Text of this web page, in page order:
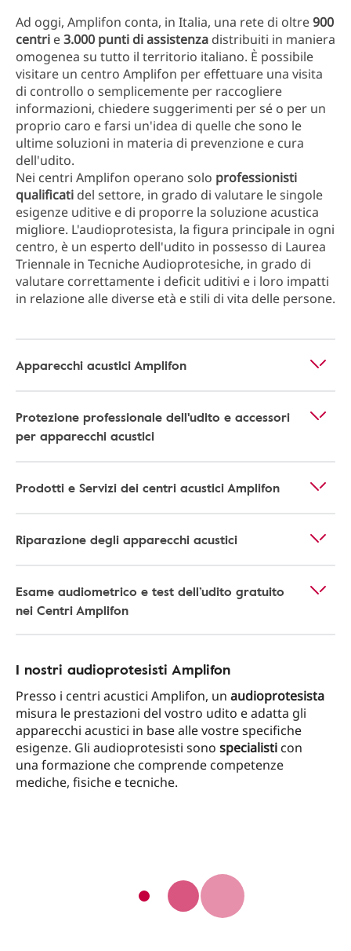
Ad oggi, Amplifon conta, in Italia, una rete di oltre900
centri e3.000 punti di assistenza distribuiti in maniera
omogenea su tutto il territorio italiano. È possibile
visitare un centro Amplifon per effettuare una visita
di controllo o semplicemente per raccogliere
informazioni, chiedere suggerimenti per sé o per un
proprio caro e farsi un'idea di quelle che sono le
ultime soluzioni in materia di prevenzione e cura
dell'udito.
Nei centri Amplifon operano solo professionisti
qualificati del settore, in grado di valutare le singole
esigenze uditive e di proporre la soluzione acustica
migliore. L'audioprotesista, la figura principale in ogni
centro, è un esperto dell'udito in possesso di Laurea
Triennale in Tecniche Audioprotesiche, in grado di
valutare correttamente i deficit uditivi e i loro impatti
in relazione alle diverse età e stili di vita delle persone.
Apparecchi acustici Amplifon
Protezione professionale dell'udito e accessori
per apparecchi acustici
Prodotti e Servizi dei centri acustici Amplifon
Riparazione degli apparecchi acustici
Esame audiometrico e test dell’udito gratuito
nei Centri Amplifon
I nostri audioprotesisti Amplifon
Presso i centri acustici Amplifon, un audioprotesista
misura le prestazioni del vostro udito e adatta gli
apparecchi acustici in base alle vostre specifiche
esigenze. Gli audioprotesisti sono specialisti con
una formazione che comprende competenze
mediche, fisiche e tecniche.